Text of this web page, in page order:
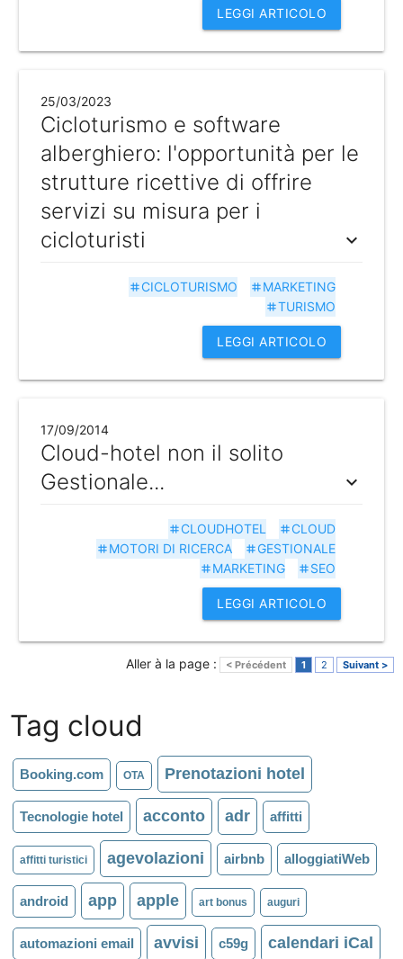
LEGGI ARTICOLO
25/03/2023
Cicloturismo e software
alberghiero: l'opportunità per le
strutture ricettive di offrire
servizi su misura per i
cicloturisti
expand_more
tag MARKETING
tag CICLOTURISMO
tagTURISMO
LEGGI ARTICOLO
17/09/2014
Cloud-hotel non il solito
Gestionale...
expand_more
tag CLOUD
tag CLOUDHOTEL
tag GESTIONALE
tag MOTORI DI RICERCA
tag SEO
tag MARKETING
LEGGI ARTICOLO
Aller à la page : < Précédent 1 2 Suivant >
Tag cloud
Booking.com OTA Prenotazioni hotel
Tecnologie hotel acconto adr affitti
affitti turistici agevolazioni airbnb alloggiatiWeb
android app apple art bonus auguri
automazioni email avvisi c59g calendari iCal